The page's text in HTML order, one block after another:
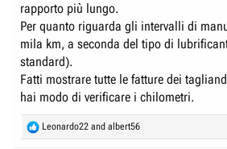
rapporto più lungo.
Per quanto riguarda gli intervalli di
mila km, a seconda del tipo di
standard).
Fatti mostrare tutte le fatture dei
hai modo di verificare i chilometri.
R
e
Leonardo22 and albert56